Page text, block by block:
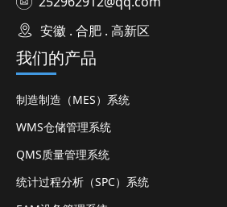
安徽 . 合肥 . 高新区
我们的产品
制造制造（MES）系统
WMS仓储管理系统
QMS质量管理系统
统计过程分析（SPC）系统